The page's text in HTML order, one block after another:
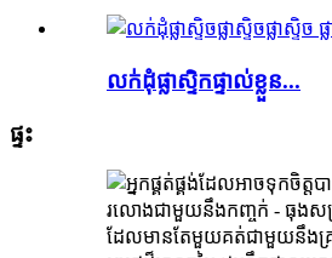
លក់ដុំផ្លាស្ទិកផ្ទាល់ខ្លួន...
ផ្ទះ